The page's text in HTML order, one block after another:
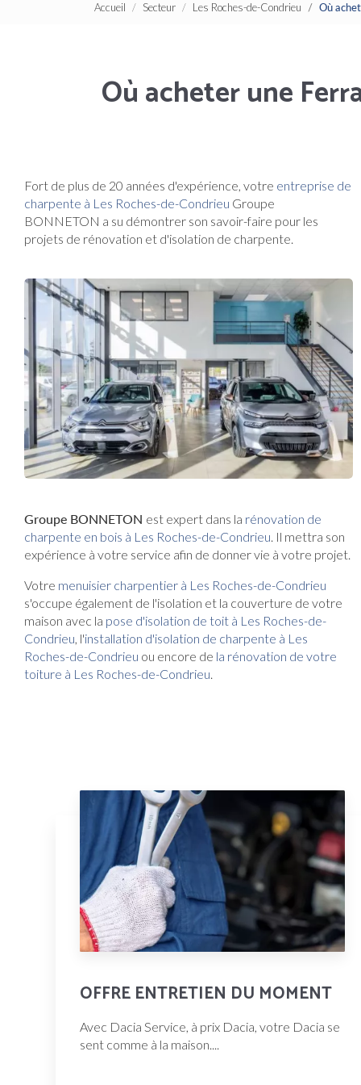
Accueil Secteur Les Roches-de-Condrieu Où
Où acheter une
Fort de plus de 20 années d'expérience, votre entreprise de
charpente à Les Roches-de-Condrieu Groupe
BONNETON a su démontrer son savoir-faire pour les
projets de rénovation et d'isolation de charpente.
Groupe BONNETON est expert dans la rénovation de
charpente en bois à Les Roches-de-Condrieu . Il mettra son
expérience à votre service afin de donner vie à votre projet.
Votre menuisier charpentier à Les Roches-de-Condrieu
s'occupe également de l'isolation et la couverture de votre
maison avec la pose d'isolation de toit à Les Roches-de-
Condrieu , l'installation d'isolation de charpente à Les
Roches-de-Condrieu ou encore de la rénovation de votre
toiture à Les Roches-de-Condrieu
OFFRE ENTRETIEN DU MOMENT
Avec Dacia Service, à prix Dacia, votre Dacia se
sent comme à la maison....